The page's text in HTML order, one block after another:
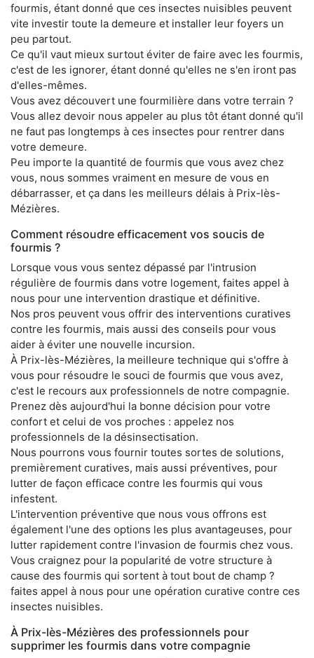
fourmis, étant donné que ces insectes nuisibles peuvent
vite investir toute la demeure et installer leur foyers un
peu partout.
Ce qu'il vaut mieux surtout éviter de faire avec les fourmis,
c'est de les ignorer, étant donné qu'elles ne s'en iront pas
d'elles-mêmes.
Vous avez découvert une fourmilière dans votre terrain ?
Vous allez devoir nous appeler au plus tôt étant donné qu'il
ne faut pas longtemps à ces insectes pour rentrer dans
votre demeure.
Peu importe la quantité de fourmis que vous avez chez
vous, nous sommes vraiment en mesure de vous en
débarrasser, et ça dans les meilleurs délais à Prix-lès-
Mézières.
Comment résoudre efficacement vos soucis de
fourmis ?
Lorsque vous vous sentez dépassé par l'intrusion
régulière de fourmis dans votre logement, faites appel à
nous pour une intervention drastique et définitive.
Nos pros peuvent vous offrir des interventions curatives
contre les fourmis, mais aussi des conseils pour vous
aider à éviter une nouvelle incursion.
À Prix-lès-Mézières, la meilleure technique qui s'offre à
vous pour résoudre le souci de fourmis que vous avez,
c'est le recours aux professionnels de notre compagnie.
Prenez dès aujourd'hui la bonne décision pour votre
confort et celui de vos proches : appelez nos
professionnels de la désinsectisation.
Nous pourrons vous fournir toutes sortes de solutions,
premièrement curatives, mais aussi préventives, pour
lutter de façon efficace contre les fourmis qui vous
infestent.
L'intervention préventive que nous vous offrons est
également l'une des options les plus avantageuses, pour
lutter rapidement contre l'invasion de fourmis chez vous.
Vous craignez pour la popularité de votre structure à
cause des fourmis qui sortent à tout bout de champ ?
faites appel à nous pour une opération curative contre ces
insectes nuisibles.
À Prix-lès-Mézières des professionnels pour
supprimer les fourmis dans votre compagnie